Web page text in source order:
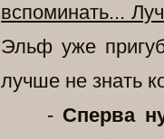
вспоминать...
Эльф уже
лучше не знать
- Сперва